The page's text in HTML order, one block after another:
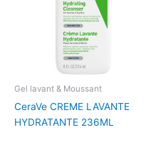
Gel lavant & Moussant
CeraVe CREME LAVANTE
HYDRATANTE 236ML